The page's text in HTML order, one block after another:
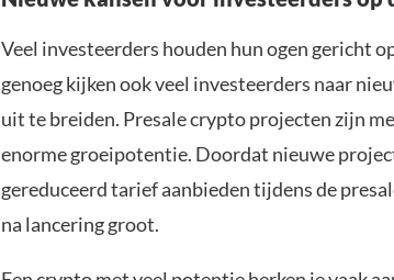
Veel investeerders houden hun ogen gericht
genoeg kijken ook veel investeerders naar
uit te breiden. Presale crypto projecten zijn
enorme groeipotentie. Doordat nieuwe
gereduceerd tarief aanbieden tijdens de
na lancering groot.